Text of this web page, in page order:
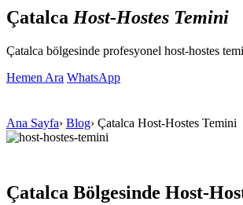
Çatalca Host-Hostes Temini
Çatalca bölgesinde profesyonel host-hostes
Hemen Ara WhatsApp
Ana Sayfa› Blog› Çatalca Host-Hostes Temini
Çatalca Bölgesinde Host-